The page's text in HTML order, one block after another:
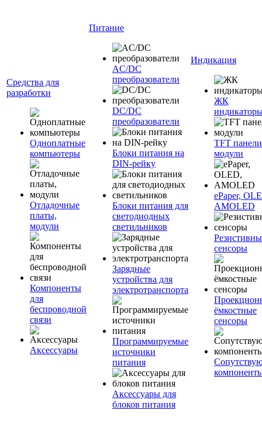
Средства для
разработки
Одноплатные
компьютеры
Отладочные
платы,
модули
Компоненты
для
беспроводной
связи
Аксессуары
Питание
AC/DC
преобразователи
DC/DC
преобразователи
Блоки питания на
DIN-рейку
Блоки питания для
светодиодных
светильников
Зарядные
устройства для
электротранспорта
Программируемые
источники
питания
Аксессуары для
блоков питания
Индикация
ЖК
TFT
модули
ePaper,
AMOLED
сенсоры
ёмкостные
сенсоры